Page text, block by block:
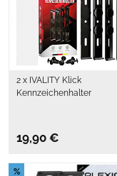
2 x IVALITY Klick
Kennzeichenhalter
19,90 €
%